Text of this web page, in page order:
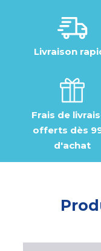
Livraison
Frais de
offerts dès
d'achat